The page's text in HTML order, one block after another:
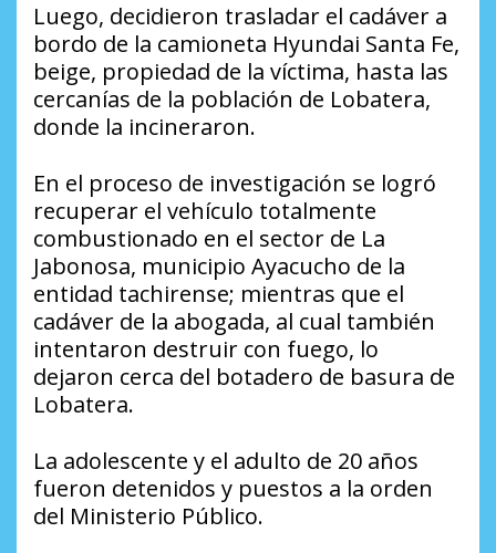
Luego, decidieron trasladar el cadáver a
bordo de la camioneta Hyundai Santa Fe,
beige, propiedad de la víctima, hasta las
cercanías de la población de Lobatera,
donde la incineraron.
En el proceso de investigación se logró
recuperar el vehículo totalmente
combustionado en el sector de La
Jabonosa, municipio Ayacucho de la
entidad tachirense; mientras que el
cadáver de la abogada, al cual también
intentaron destruir con fuego, lo
dejaron cerca del botadero de basura de
Lobatera.
La adolescente y el adulto de 20 años
fueron detenidos y puestos a la orden
del Ministerio Público.